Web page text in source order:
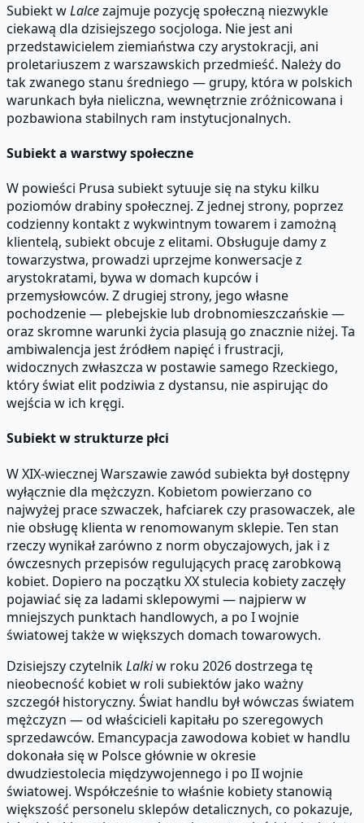
Subiekt wLalcezajmuje pozycję społeczną niezwykle
ciekawą dla dzisiejszego socjologa. Nie jest ani
przedstawicielem ziemiaństwa czy arystokracji, ani
proletariuszem z warszawskich przedmieść. Należy do
tak zwanego stanu średniego — grupy, która w polskich
warunkach była nieliczna, wewnętrznie zróżnicowana i
pozbawiona stabilnych ram instytucjonalnych.
Subiekt a warstwy społeczne
W powieści Prusa subiekt sytuuje się na styku kilku
poziomów drabiny społecznej. Z jednej strony, poprzez
codzienny kontakt z wykwintnym towarem i zamożną
klientelą, subiekt obcuje z elitami. Obsługuje damy z
towarzystwa, prowadzi uprzejme konwersacje z
arystokratami, bywa w domach kupców i
przemysłowców. Z drugiej strony, jego własne
pochodzenie — plebejskie lub drobnomieszczańskie —
oraz skromne warunki życia plasują go znacznie niżej. Ta
ambiwalencja jest źródłem napięć i frustracji,
widocznych zwłaszcza w postawie samego Rzeckiego,
który świat elit podziwia z dystansu, nie aspirując do
wejścia w ich kręgi.
Subiekt w strukturze płci
W XIX-wiecznej Warszawie zawód subiekta był dostępny
wyłącznie dla mężczyzn. Kobietom powierzano co
najwyżej prace szwaczek, hafciarek czy prasowaczek, ale
nie obsługę klienta w renomowanym sklepie. Ten stan
rzeczy wynikał zarówno z norm obyczajowych, jak i z
ówczesnych przepisów regulujących pracę zarobkową
kobiet. Dopiero na początku XX stulecia kobiety zaczęły
pojawiać się za ladami sklepowymi — najpierw w
mniejszych punktach handlowych, a po I wojnie
światowej także w większych domach towarowych.
Dzisiejszy czytelnikLalkiw roku 2026 dostrzega tę
nieobecność kobiet w roli subiektów jako ważny
szczegół historyczny. Świat handlu był wówczas światem
mężczyzn — od właścicieli kapitału po szeregowych
sprzedawców. Emancypacja zawodowa kobiet w handlu
dokonała się w Polsce głównie w okresie
dwudziestolecia międzywojennego i po II wojnie
światowej. Współcześnie to właśnie kobiety stanowią
większość personelu sklepów detalicznych, co pokazuje,